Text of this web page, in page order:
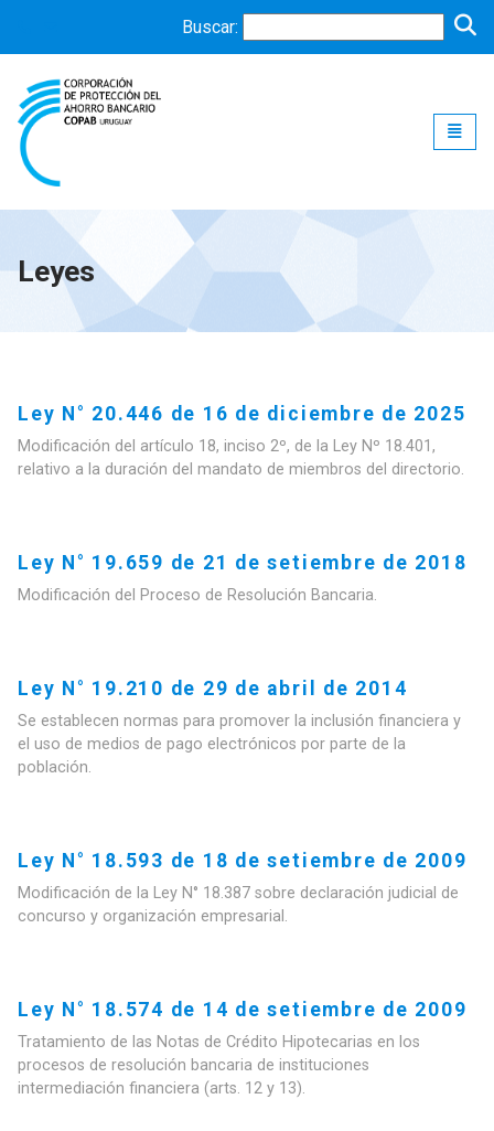
Buscar:
Leyes
Ley N° 20.446 de 16 de diciembre de 2025
Modificación del artículo 18, inciso 2º, de la Ley Nº 18.401,
relativo a la duración del mandato de miembros del directorio.
Ley N° 19.659 de 21 de setiembre de 2018
Modificación del Proceso de Resolución Bancaria.
Ley N° 19.210 de 29 de abril de 2014
Se establecen normas para promover la inclusión financiera y
el uso de medios de pago electrónicos por parte de la
población.
Ley N° 18.593 de 18 de setiembre de 2009
Modificación de la Ley N° 18.387 sobre declaración judicial de
concurso y organización empresarial.
Ley N° 18.574 de 14 de setiembre de 2009
Tratamiento de las Notas de Crédito Hipotecarias en los
procesos de resolución bancaria de instituciones
intermediación financiera (arts. 12 y 13).